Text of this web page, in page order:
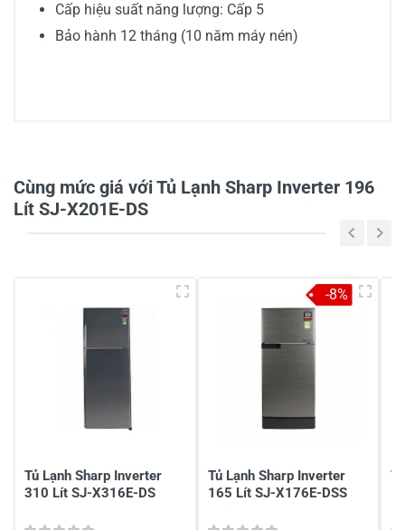
Cấp hiệu suất năng lượng: Cấp 5
Bảo hành 12 tháng (10 năm máy nén)
2
1
-
Chia sẻ nhận xét về sản phẩm
Cùng mức giá với Tủ Lạnh Sharp Inverter 196
Lít SJ-X201E-DS
Tủ Lạnh Sharp Inverter
310 Lít SJ-X316E-DS
Tủ Lạnh Sharp Inverter
165 Lít SJ-X176E-DSS
-8%